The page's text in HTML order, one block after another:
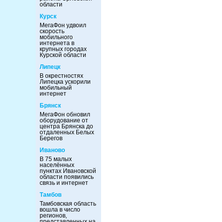
области
Курск
МегаФон удвоил
скорость
мобильного
интернета в
крупных городах
Курской области
Липецк
В окрестностях
Липецка ускорили
мобильный
интернет
Брянск
МегаФон обновил
оборудование от
центра Брянска до
отдаленных Белых
Берегов
Иваново
В 75 малых
населённых
пунктах Ивановской
области появились
связь и интернет
Тамбов
Тамбовская область
вошла в число
регионов,